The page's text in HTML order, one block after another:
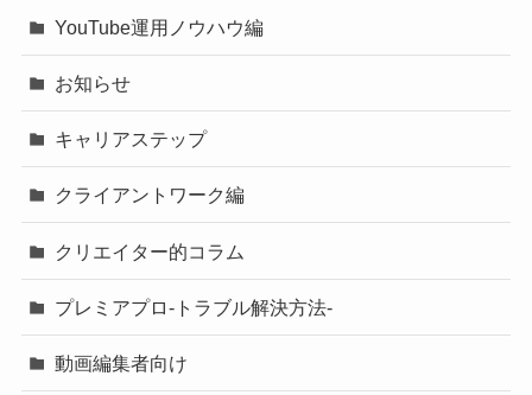
YouTube運用ノウハウ編
お知らせ
キャリアステップ
クライアントワーク編
クリエイター的コラム
プレミアプロ-トラブル解決方法-
動画編集者向け